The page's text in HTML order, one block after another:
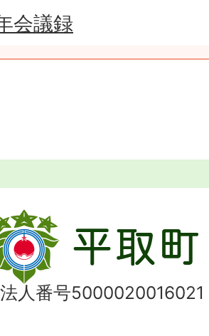
会議録
法人番号5000020016021